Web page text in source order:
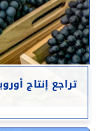
تراجع إنتاج